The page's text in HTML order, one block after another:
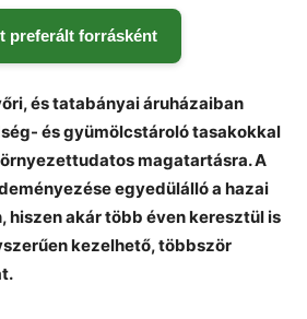
preferált forrásként
és tatabányai áruházaiban
és gyümölcstároló tasakokkal
magatartásra. A
egyedülálló a hazai
hiszen akártöbb éven keresztül is
kezelhető, többször